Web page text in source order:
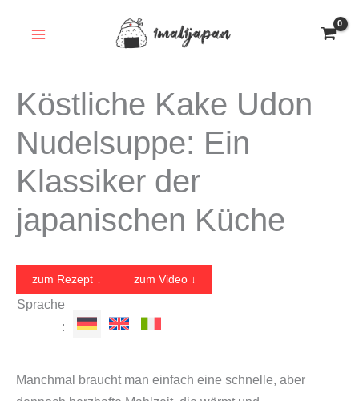
Köstliche Kake Udon
Nudelsuppe: Ein
Klassiker der
japanischen Küche
zum Rezept ↓ zum Video ↓
Sprache
:
Manchmal braucht man einfach eine schnelle, aber